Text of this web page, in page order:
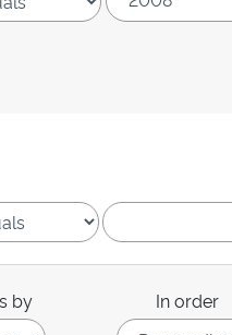
by In order